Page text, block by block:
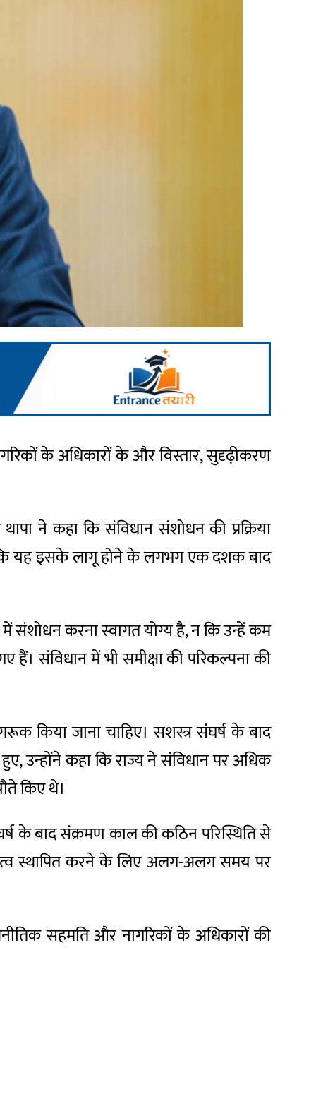
के अधिकारों के और विस्तार, सुदृढ़ीकरण
ने कहा कि संविधान संशोधन की प्रक्रिया
यह इसके लागू होने के लगभग एक दशक बाद
में संशोधन करना स्वागत योग्य है, न कि उन्हें कम
हैं। संविधान में भी समीक्षा की परिकल्पना की
किया जाना चाहिए। सशस्त्र संघर्ष के बाद
उन्होंने कहा कि राज्य ने संविधान पर अधिक
किए थे।
के बाद संक्रमण काल की कठिन परिस्थिति से
स्थापित करने के लिए अलग-अलग समय पर
सहमति और नागरिकों के अधिकारों की